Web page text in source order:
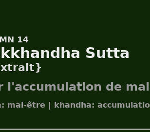
MN 14
Sutta
l'accumulation de
mal-être | khandha: